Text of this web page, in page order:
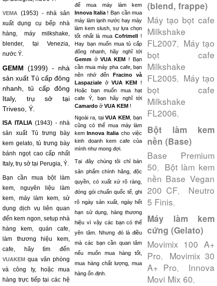
VEMA
(1953) - nhà sản
xuất dụng cụ bếp nhà
hàng, máy milkshake,
blender, tại Venezia,
nước Ý.
GEMM (1999) - nhà
sản xuất Tủ cấp đông
nhanh, tủ cấp đông
Italy, trụ sở tại
Triveso, Ý.
ISA ITALIA (1943) - nhà
sản xuất Tủ trưng bày
kem gelato, tủ trưng bày
bánh ngọt cao cấp nhất
Italy, trụ sở tại Perugia, Ý.
Bạn cần mua bột làm
kem, nguyên liệu làm
kem, máy làm kem, sử
dụng dịch vụ liên quan
đến kem ngon, setup nhà
hàng kem, quán cafe,
làm thương hiệu kem,
cafe, hãy tìm đến
VUAKEM qua văn phòng
và công ty, hoặc mua
hàng trực tiếp tại các hệ
để mua máy làm kem
Innova Italia ! Bạn cần mua
máy làm lạnh nước hay máy
làm kem slush, sự lựa chọn
tốt nhất là muaCofrimell
!
Hay bạn muốn mua tủ cấp
đông nhanh, hãy nghĩ tới
Gemm ởVUA KEM
! Bạn
cần mua máy pha cafe, bạn
nên nhớ đến
Fracino và
Laspaziale ởVUA KEM
!
Hoặc bạn muốn mua hạt
cafe Ý, bạn hãy nghĩ tới
Camardo ởVUA KEM !
Ngoài ra, tạiVUA KEM
, bạn
cũng có thể mua máy làm
kem Innova Italia cho việc
kinh doanh kem cafe của
mình như mong đợi.
Tại đây chúng tôi chỉ bán
sản phẩm chính hãng, độc
quyền, có xuất xứ rõ ràng,
đóng gói chuẩn quốc tế, ghi
rõ ngày sản xuất, ngày hết
hạn sử dụng, hàng thương
hiệu vì vậy các bạn có thể
yên tâm. Nhưng đó là điều
mà các bạn cần quan tâm
nếu muốn mua hàng tốt,
mua hàng chất lượng, mua
hàng ổn định.
(blend, frappe)
Máy tạo bọt cafe
Milkshake
FL2007, Máy tạo
bọt cafe
Milkshake
FL2005, Máy tạo
bọt cafe
Milkshake
FL2006,
Bột làm kem
nền (Base)
Base Premium
50, Bột làm kem
nền Base Vegan
200 CF, Neutro
5 Finis,
Máy làm kem
cứng (Gelato)
Movimix 100 A+
Pro, Movimix 30
A+ Pro, Innova
Movi Mix 60,